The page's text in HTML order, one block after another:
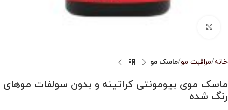
خانه مراقبت مو ماسک مو
ماسک موی بیومونتی کراتینه و بدون سولفات موهای
رنگ شده